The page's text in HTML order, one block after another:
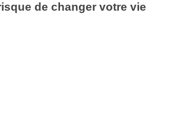
de changer votre vie